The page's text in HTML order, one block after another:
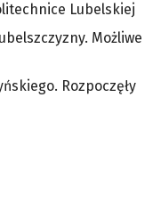
Lubelskiej
Możliwe
Rozpoczęły